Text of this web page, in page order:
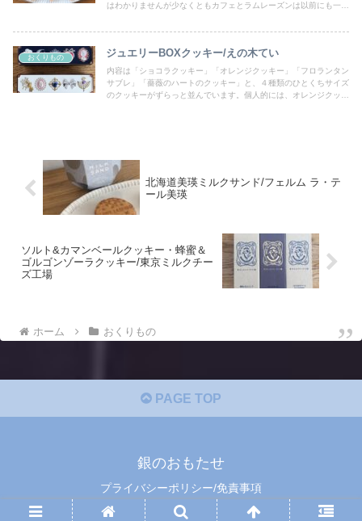
はわかりませんが少なくともカフェとラムレーズンは以前にも一部
おくりもの ジュエリーBOXクッキー/えの木てい
内容は「ショコラクッキー」「オレンジクッキー」「フロランタン
サブレ」「薔薇のハートのクッキー」と、４種類のひとくちサイズ
のクッキーがずらっと並んでいます。個人的には、オレンジクッキ
北海道美瑛ミルクサンド/フェルム ラ・テ
ール美瑛
ソルト&カマンベールクッキー・蜂蜜＆
ゴルゴンゾーラクッキー/東京ミルクチー
ズ工場
ホーム おくりもの
PAGE TOP
銀のおもたせ
プライバシーポリシー/免責事項
© 2022 銀のおもたせ.